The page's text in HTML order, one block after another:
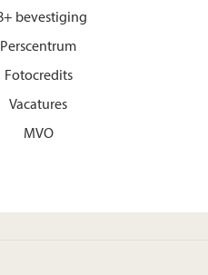
bevestiging
Perscentrum
Fotocredits
Vacatures
MVO